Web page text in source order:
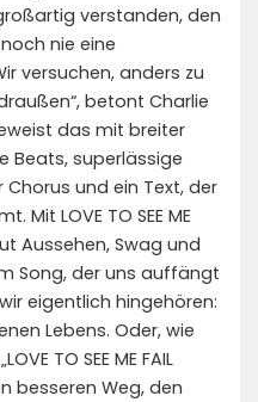
verstanden, den
nie eine
versuchen, anders zu
betont Charlie
das mit breiter
Beats, superlässige
und ein Text, der
Mit LOVE TO SEE ME
Aussehen, Swag und
Song, der uns auffängt
eigentlich hingehören:
Lebens. Oder, wie
TO SEE ME FAIL
besseren Weg, den